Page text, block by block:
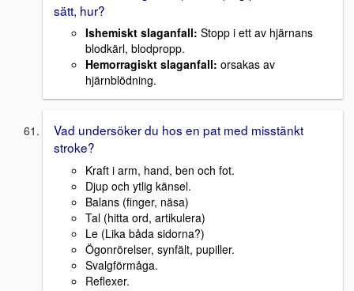
sätt, hur?
Ishemiskt slaganfall: Stopp i ett av hjärnans
blodkärl, blodpropp.
Hemorragiskt slaganfall: orsakas av
hjärnblödning.
Vad undersöker du hos en pat med misstänkt
stroke?
Kraft i arm, hand, ben och fot.
Djup och ytlig känsel.
Balans (finger, näsa)
Tal (hitta ord, artikulera)
Le (Lika båda sidorna?)
Ögonrörelser, synfält, pupiller.
Svalgförmåga.
Reflexer.